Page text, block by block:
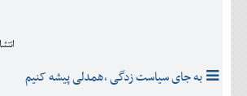
به جای سیاست زدگی ،همدلی پیشه کنیم